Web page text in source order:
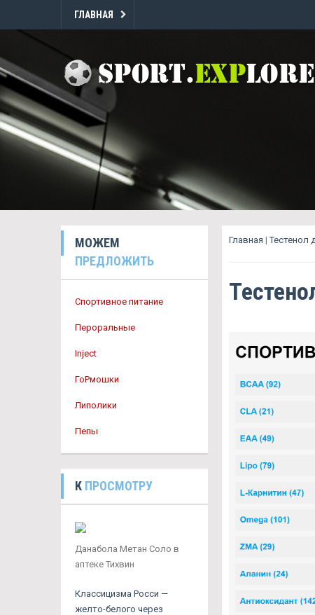
ГЛАВНАЯ
МОЖЕМ
ПРЕДЛОЖИТЬ
Спортивное питание
Пероральные
Inject
ГоРмошки
Липолики
Пепы
К ПРОСМОТРУ
Данабола Метан Соло в
аптеке Тихвин
Классицизма Росси —
желто-белого через
Главная |Тестенол